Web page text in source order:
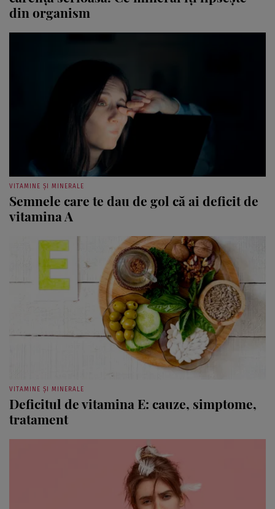
din organism
VITAMINE ȘI MINERALE
Semnele care te dau de gol că ai deficit de
vitamina A
VITAMINE ȘI MINERALE
Deficitul de vitamina E: cauze, simptome,
tratament